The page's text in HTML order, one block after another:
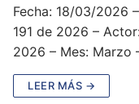
Fecha: 18/03/2026
191 de 2026 –
2026 – Mes: Marzo
LEER MÁS →